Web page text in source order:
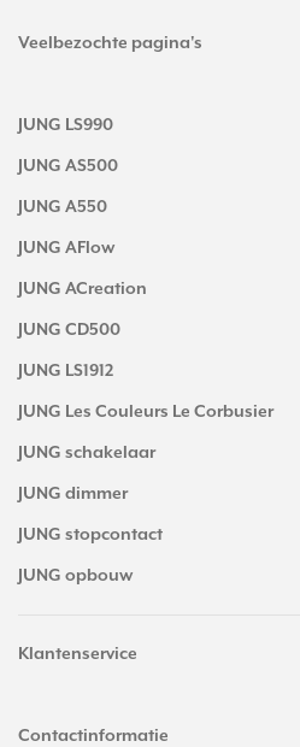
Veelbezochte pagina's
JUNG LS990
JUNG AS500
JUNG A550
JUNG AFlow
JUNG ACreation
JUNG CD500
JUNG LS1912
JUNG Les Couleurs Le Corbusier
JUNG schakelaar
JUNG dimmer
JUNG stopcontact
JUNG opbouw
Klantenservice
Contactinformatie